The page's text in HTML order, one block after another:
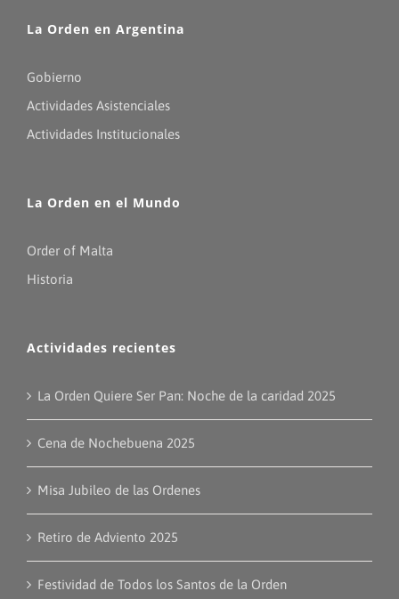
La Orden en Argentina
Gobierno
Actividades Asistenciales
Actividades Institucionales
La Orden en el Mundo
Order of Malta
Historia
Actividades recientes
La Orden Quiere Ser Pan: Noche de la caridad 2025
Cena de Nochebuena 2025
Misa Jubileo de las Ordenes
Retiro de Adviento 2025
Festividad de Todos los Santos de la Orden